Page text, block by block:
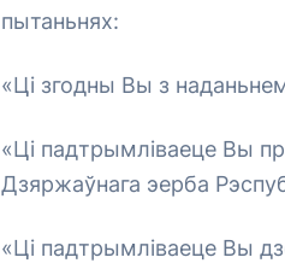
пытаньнях:
«Ці згодны Вы з
«Ці падтрымліваеце Вы
Дзяржаўнага эерба
«Ці падтрымліваеце Вы